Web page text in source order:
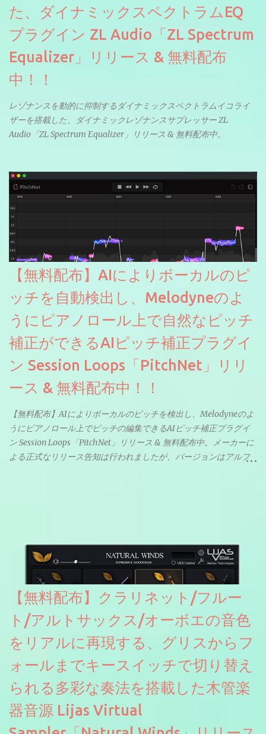
た、ダイナミックスペクトラムEQ
プラグイン ZL Audio「ZL Spectrum
Equalizer」リリース & 無料配布
中！！
レゾナンスを動的に抑制するダイナミックスペクトラムイコライ
ザーを搭載した、ダイナミックレゾナンスサプレッサー ZL
Audio「ZL Spectrum Equalizer」リリース & 無料配布中。
【無料配布】AIによりボーカルのピ
ッチを自動検出し、Melodyneのよ
うにピアノロール上で自然なピッチ
補正ができるAIピッチ補正プラグイ
ン Session Loops「PitchNet」リリ
ース & 無料配布中！！
【無料配布】AIによりボーカルのピッチを検出し、Melodyneのよ
うにピアノロール上でピッチの編集できるAIピッチ補正プラグイ
ン Session Loops「PitchNet」リリース & 無料配布中。メーカーに
よる正式なリリース告知は行われましたが、バージョンはアルフ
ソースを元に設計・改良した製品のようです。
【無料配布】クラリネット/フルー
ト/アルトサックス/オーボエの音色
をリアルに再現する、グリスからフ
ォールまでキースイッチで切り替え
られる多彩な奏法を搭載した木管楽
器音源 Lijas Virtual